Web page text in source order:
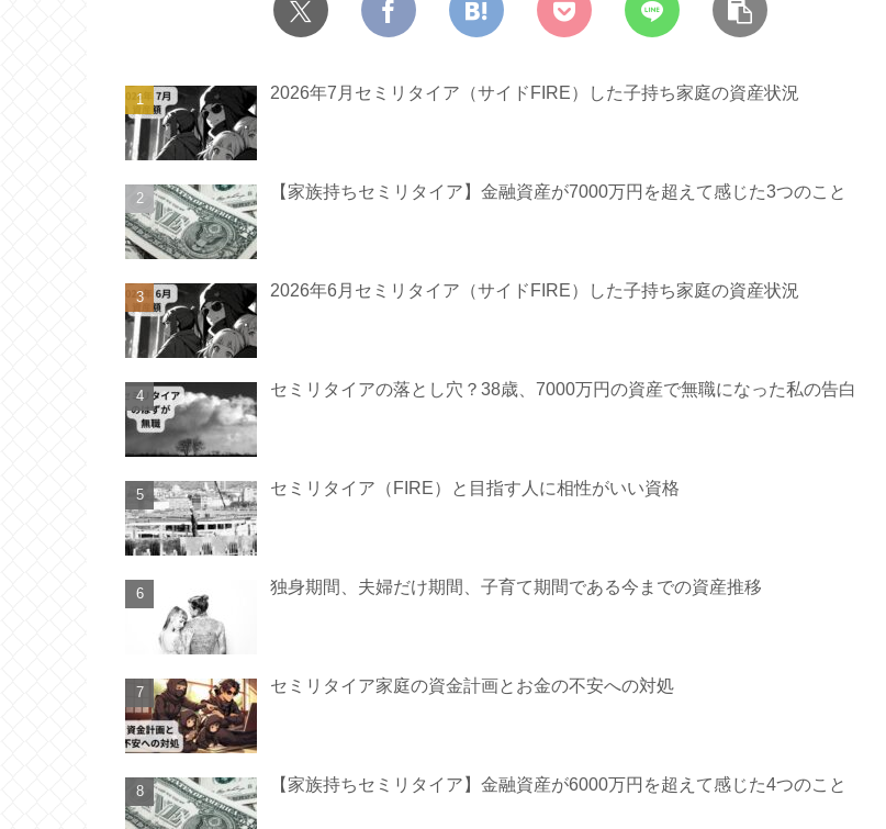
2026年7月セミリタイア（サイドFIRE）した子持ち家庭の資産状況
【家族持ちセミリタイア】金融資産が7000万円を超えて感じた3つのこと
2026年6月セミリタイア（サイドFIRE）した子持ち家庭の資産状況
セミリタイアの落とし穴？38歳、7000万円の資産で無職になった私の告白
セミリタイア（FIRE）と目指す人に相性がいい資格
独身期間、夫婦だけ期間、子育て期間である今までの資産推移
セミリタイア家庭の資金計画とお金の不安への対処
【家族持ちセミリタイア】金融資産が6000万円を超えて感じた4つのこと